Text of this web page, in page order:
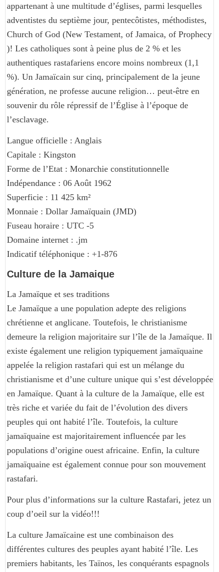
appartenant à une multitude d’églises, parmi lesquelles
adventistes du septième jour, pentecôtistes, méthodistes,
Church of God (New Testament, of Jamaica, of Prophecy
)! Les catholiques sont à peine plus de 2 % et les
authentiques rastafariens encore moins nombreux (1,1
%). Un Jamaïcain sur cinq, principalement de la jeune
génération, ne professe aucune religion… peut-être en
souvenir du rôle répressif de l’Église à l’époque de
l’esclavage.
Langue officielle : Anglais
Capitale : Kingston
Forme de l’Etat : Monarchie constitutionnelle
Indépendance : 06 Août 1962
Superficie : 11 425 km²
Monnaie : Dollar Jamaïquain (JMD)
Fuseau horaire : UTC -5
Domaine internet : .jm
Indicatif téléphonique : +1-876
Culture de la Jamaique
La Jamaïque et ses traditions
Le Jamaïque a une population adepte des religions
chrétienne et anglicane. Toutefois, le christianisme
demeure la religion majoritaire sur l’île de la Jamaïque. Il
existe également une religion typiquement jamaïquaine
appelée la religion rastafari qui est un mélange du
christianisme et d’une culture unique qui s’est développée
en Jamaïque. Quant à la culture de la Jamaïque, elle est
très riche et variée du fait de l’évolution des divers
peuples qui ont habité l’île. Toutefois, la culture
jamaïquaine est majoritairement influencée par les
populations d’origine ouest africaine. Enfin, la culture
jamaïquaine est également connue pour son mouvement
rastafari.
Pour plus d’informations sur la culture Rastafari, jetez un
coup d’oeil sur la vidéo!!!
La culture Jamaïcaine est une combinaison des
différentes cultures des peuples ayant habité l’île. Les
premiers habitants, les Taïnos, les conquérants espagnols